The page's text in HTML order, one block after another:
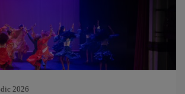
2026